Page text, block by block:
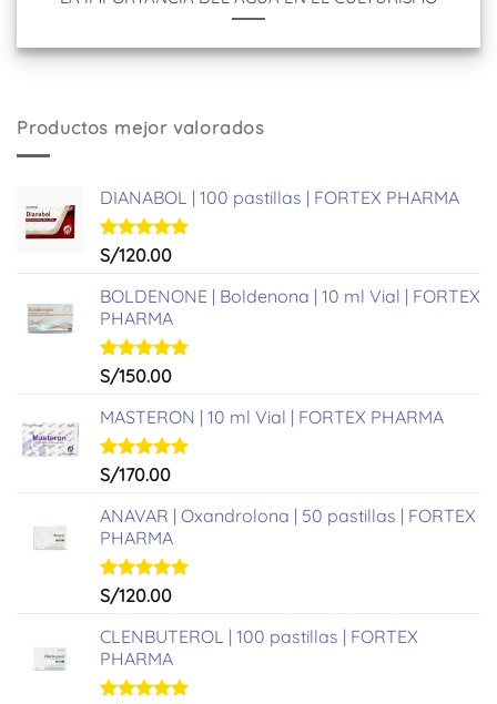
Productos mejor valorados
DIANABOL | 100 pastillas | FORTEX PHARMA
Valorado
de 5
S/120.00
BOLDENONE | Boldenona | 10 ml Vial | FORTEX
PHARMA
Valorado
de 5
S/150.00
MASTERON | 10 ml Vial | FORTEX PHARMA
Valorado
de 5
S/170.00
ANAVAR | Oxandrolona | 50 pastillas | FORTEX
PHARMA
Valorado
de 5
S/120.00
CLENBUTEROL | 100 pastillas | FORTEX
PHARMA